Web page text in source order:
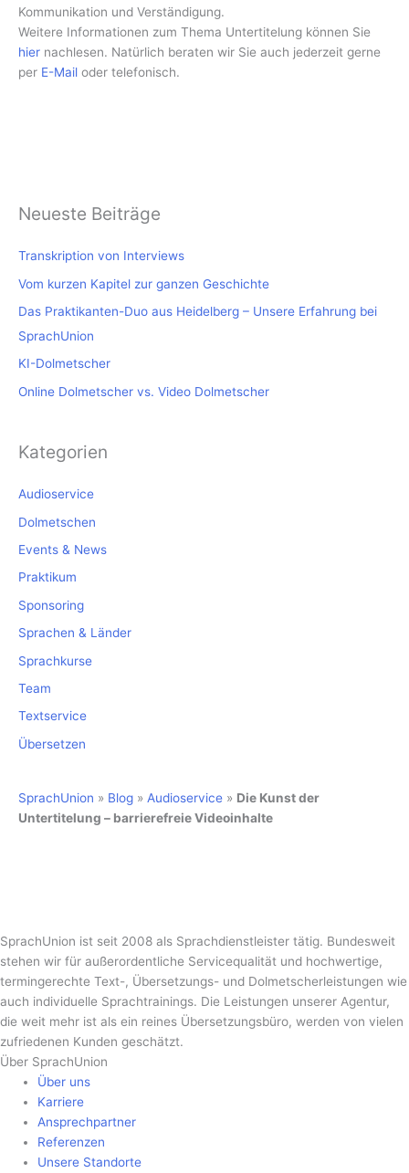
SprachUnion » Blog » Audioservice » Die Kunst der
Untertitelung – barrierefreie Videoinhalte
Neueste Beiträge
Transkription von Interviews
Vom kurzen Kapitel zur ganzen Geschichte
Das Praktikanten-Duo aus Heidelberg – Unsere Erfahrung bei
SprachUnion
KI-Dolmetscher
Online Dolmetscher vs. Video Dolmetscher
Kategorien
Audioservice
Dolmetschen
Events & News
Praktikum
Sponsoring
Sprachen & Länder
Sprachkurse
Team
Textservice
Übersetzen
Kommunikation und Verständigung.
Weitere Informationen zum Thema Untertitelung können Sie
hier nachlesen. Natürlich beraten wir Sie auch jederzeit gerne
per E-Mail oder telefonisch.
SprachUnion ist seit 2008 als Sprachdienstleister tätig. Bundesweit
stehen wir für außerordentliche Servicequalität und hochwertige,
termingerechte Text-, Übersetzungs- und Dolmetscherleistungen wie
auch individuelle Sprachtrainings. Die Leistungen unserer Agentur,
die weit mehr ist als ein reines Übersetzungsbüro, werden von vielen
zufriedenen Kunden geschätzt.
Über SprachUnion
Über uns
Karriere
Ansprechpartner
Referenzen
Unsere Standorte